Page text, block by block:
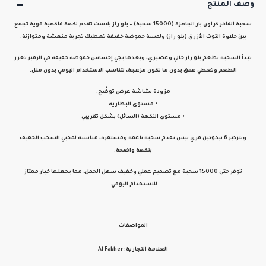
وصف المنتج
سحبة الفاخر كراون بار الجاهزة (15000 سحبة) – بلو راز بلاست تقدم نكهة فاكهية قوية تجمع
بينحلاوة التوت الأزرق (بلو راز) ولمسةحموضة خفيفة تعطيك تجربة منعشة ومتوازنة.
تبدأ السحبة بطعم بلو راز حالي وعصيري، وبعدها يجي إحساس حموضة خفيفة في الزفيرتعزز
الطعم وتعطي عمق بدون ما تكون مزعجة، لتناسب الاستخدام اليومي بدون ملل.
مزودة بشاشة عرض توضّح:
• مستوى البطارية
• مستوى النكهة (السائل) بشكل تقريبي
وبتركيز 6 نيكوتين فري بيس تقدم سحبة ناعمة ومستقرة، مناسبة لمحبي السحب الخفيف
بنكهة واضحة.
توفر حتى 15000 سحبة مع تصميم عملي وخفيف سهل الحمل، مما يجعلها خيار ممتاز
للاستخدام اليومي.
المواصفات
العلامة التجارية: Al Fakher